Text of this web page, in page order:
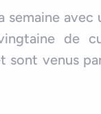
de
venus